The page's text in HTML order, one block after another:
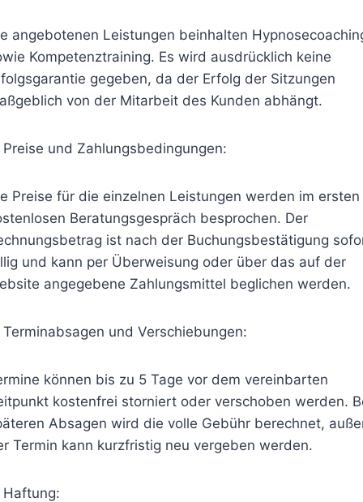
angebotenen Leistungen beinhalten
Kompetenztraining. Es wird ausdrücklich keine
gegeben, da der Erfolg der Sitzungen
von der Mitarbeit des Kunden abhängt.
Preise und Zahlungsbedingungen:
Preise für die einzelnen Leistungen werden im ersten
Beratungsgespräch besprochen. Der
ist nach der Buchungsbestätigung
und kann per Überweisung oder über das auf der
angegebene Zahlungsmittel beglichen werden.
Terminabsagen und Verschiebungen:
können bis zu 5 Tage vor dem vereinbarten
kostenfrei storniert oder verschoben werden.
Absagen wird die volle Gebühr berechnet,
Termin kann kurzfristig neu vergeben werden.
Haftung: